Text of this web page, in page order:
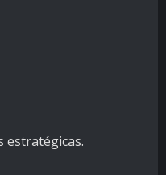
estratégicas.